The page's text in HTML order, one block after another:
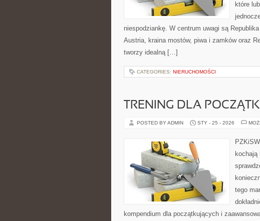
które
niespodziankę. W centrum uwagi są
Austria, kraina mostów, piwa i zamków oraz
tworzy idealną […]
CATEGORIES: NIERUCHOMOŚCI
TRENING DLA
POSTED BY ADMIN STY - 25 - 2026
tego
kompendium dla początkujących i